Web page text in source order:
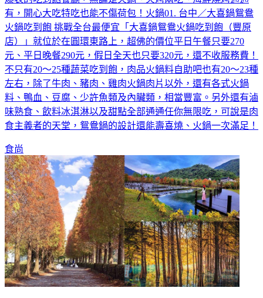
爆表的吃到飽餐廳，無論是火鍋、火烤兩吃、海鮮燒烤通通
有，開心大吃特吃也能不傷荷包！火鍋01. 台中／大喜鍋鴛鴦
火鍋吃到飽 挑戰全台最便宜「大喜鍋鴛鴦火鍋吃到飽（豐原
店）」就位於在圓環東路上，超佛的價位平日午餐只要270
元、平日晚餐290元，假日全天也只要320元，還不收服務費！
不只有20～25種蔬菜吃到飽，肉品火鍋料自助吧也有20～23種
左右，除了牛肉、豬肉、雞肉火鍋肉片以外，還有各式火鍋
料、鴨血、豆腐、少許魚類及內臟類，相當豐富。另外還有滷
味熟食、飲料冰淇淋以及甜點全部通通任你無限吃，可說是肉
食尚